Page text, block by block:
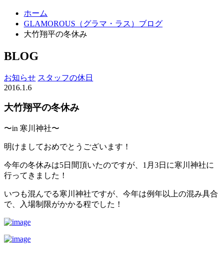
ホーム
GLAMOROUS（グラマ・ラス）ブログ
大竹翔平の冬休み
BLOG
お知らせ スタッフの休日
2016.1.6
大竹翔平の冬休み
〜in 寒川神社〜
明けましておめでとうございます！
今年の冬休みは5日間頂いたのですが、1月3日に寒川神社に
行ってきました！
いつも混んでる寒川神社ですが、今年は例年以上の混み具合
で、入場制限がかかる程でした！